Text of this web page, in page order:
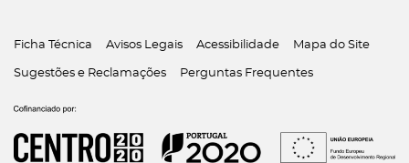
Ficha Técnica Avisos Legais Acessibilidade Mapa do Site
Sugestões e Reclamações Perguntas Frequentes